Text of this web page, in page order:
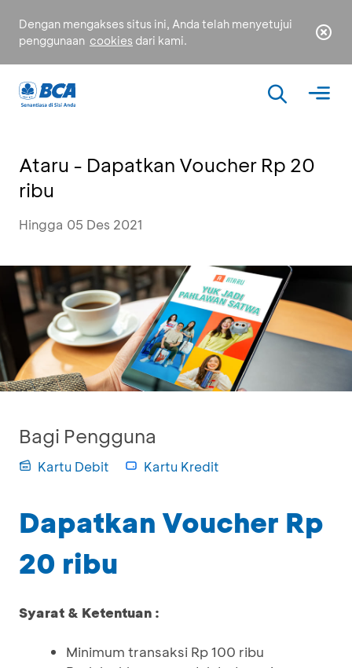
Dengan mengakses situs ini, Anda telah menyetujui
penggunaan cookies dari kami.
Ataru - Dapatkan Voucher Rp 20
ribu
Hingga 05 Des 2021
Bagi Pengguna
Kartu Debit Kartu Kredit
Dapatkan Voucher Rp
20 ribu
Syarat & Ketentuan :
Minimum transaksi Rp 100 ribu